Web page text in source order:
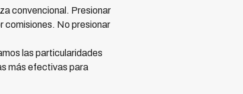
convencional. Presionar
comisiones. No presionar
las particularidades
más efectivas para